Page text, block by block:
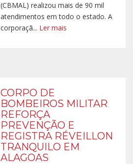
(CBMAL) realizou mais de 90 mil
atendimentos em todo o estado. A
corporaçã... Ler mais
CORPO DE
BOMBEIROS MILITAR
REFORÇA
PREVENÇÃO E
REGISTRA RÉVEILLON
TRANQUILO EM
ALAGOAS